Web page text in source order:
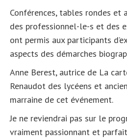
Conférences, tables rondes et
des professionnel-le-s et des
ont permis aux participants
aspects des démarches
Anne Berest, autrice de La
Renaudot des lycéens et
marraine de cet événement.
Je ne reviendrai pas sur le
vraiment passionnant et